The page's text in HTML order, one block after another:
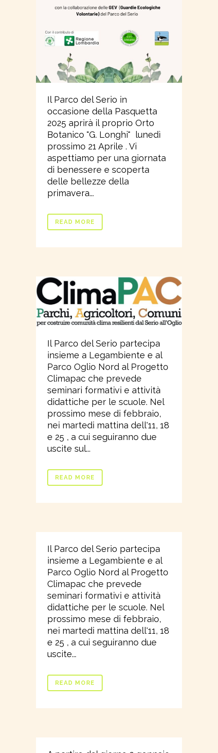
Il Parco del Serio in
occasione della Pasquetta
2025 aprirà il proprio Orto
Botanico "G. Longhi" lunedì
prossimo 21 Aprile . Vi
aspettiamo per una giornata
di benessere e scoperta
delle bellezze della
primavera...
READ MORE
Il Parco del Serio partecipa
insieme a Legambiente e al
Parco Oglio Nord al Progetto
Climapac che prevede
seminari formativi e attività
didattiche per le scuole. Nel
prossimo mese di febbraio,
nei martedi mattina dell'11, 18
e 25 , a cui seguiranno due
uscite sul...
READ MORE
Il Parco del Serio partecipa
insieme a Legambiente e al
Parco Oglio Nord al Progetto
Climapac che prevede
seminari formativi e attività
didattiche per le scuole. Nel
prossimo mese di febbraio,
nei martedi mattina dell'11, 18
e 25 , a cui seguiranno due
uscite...
READ MORE